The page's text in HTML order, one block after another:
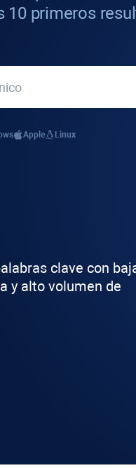
10 primeros
Apple Linux
clave con
y alto volumen de